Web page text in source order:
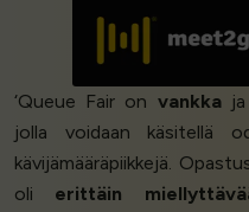
‘Queue Fair on vankkaja
jolla voidaan käsitellä
kävijämääräpiikkejä.
oli erittäin